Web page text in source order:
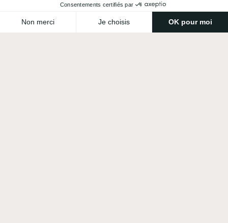
Consentements certifiés par
Non merci Je choisis OK pour moi